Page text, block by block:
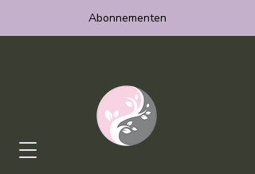
Abonnementen